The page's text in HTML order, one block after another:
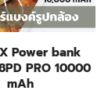
Power bank
PRO 10000
mAh